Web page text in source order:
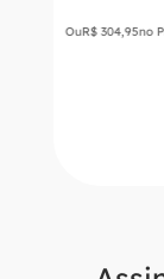
OuR$ 304,95no